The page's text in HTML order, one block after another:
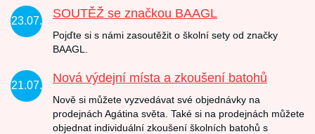
23.07.
SOUTĚŽ se značkou BAAGL
Pojďte si s námi zasoutěžit o školní sety od značky
BAAGL.
21.07.
Nová výdejní místa a zkoušení batohů
Nově si můžete vyzvedávat své objednávky na
prodejnách Agátina světa. Také si na prodejnách můžete
objednat individuální zkoušení školních batohů s